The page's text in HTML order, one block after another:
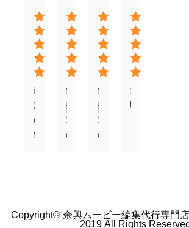
した。テラオカビデオ
さんにお願いして本当
に良かったです。あり
がとうございました。
2019 All Rights Reserved.
プライバシーポリシー